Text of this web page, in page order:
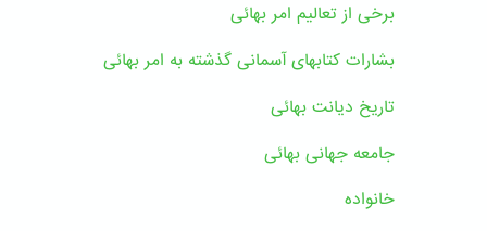
برخی از تعالیم امر بهائی
بشارات کتابهای آسمانی گذشته به امر بهائی
تاریخ دیانت بهائی
جامعه جهانی بهائی
خانواده